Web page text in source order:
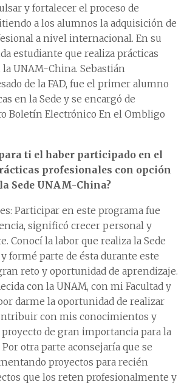
y fortalecer el proceso de
a los alumnos la adquisición de
a nivel internacional. En su
estudiante que realiza prácticas
UNAM-China. Sebastián
de la FAD, fue el primer alumno
en la Sede y se encargó de
Boletín Electrónico En el Ombligo
ti el haber participado en el
profesionales con opción
Sede UNAM-China?
Participar en este programa fue
significó crecer personal y
Conocí la labor que realiza la Sede
formé parte de ésta durante este
reto y oportunidad de aprendizaje.
con la UNAM, con mi Facultad y
darme la oportunidad de realizar
con mis conocimientos y
de gran importancia para la
otra parte aconsejaría que se
proyectos para recién
que los reten profesionalmente y